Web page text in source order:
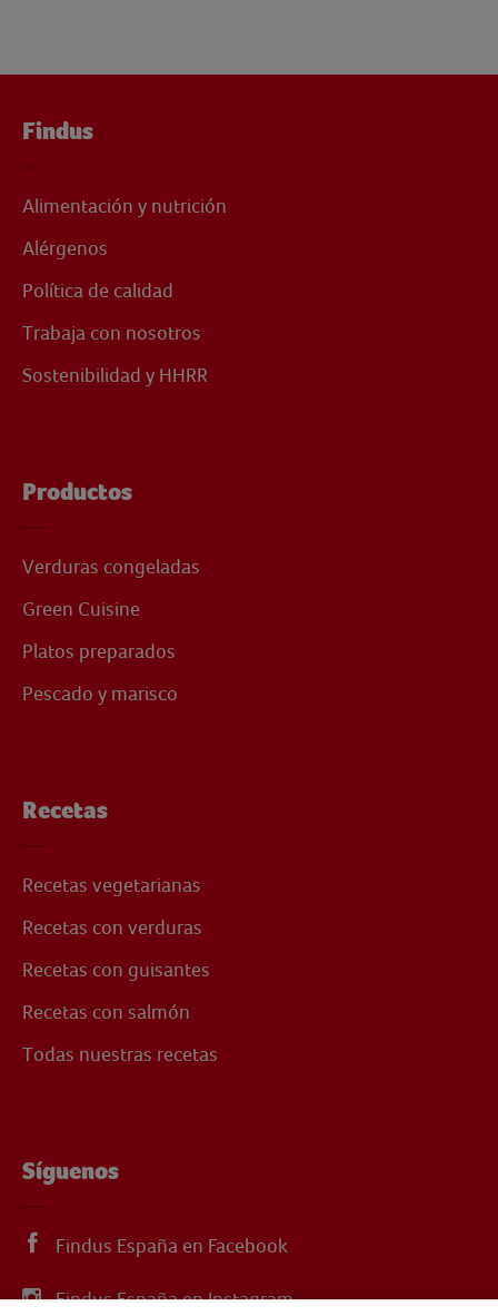
Findus
Alimentación y nutrición
Alérgenos
Política de calidad
Trabaja con nosotros
Sostenibilidad y HHRR
Productos
Verduras congeladas
Green Cuisine
Platos preparados
Pescado y marisco
Recetas
Recetas vegetarianas
Recetas con verduras
Recetas con guisantes
Recetas con salmón
Todas nuestras recetas
Síguenos
Findus España en Facebook
Findus España en Instagram